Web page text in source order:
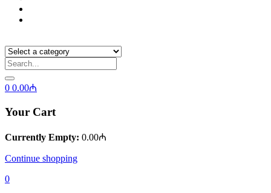
0 0.00₼
Your Cart
Currently Empty: 0.00₼
Continue shopping
0